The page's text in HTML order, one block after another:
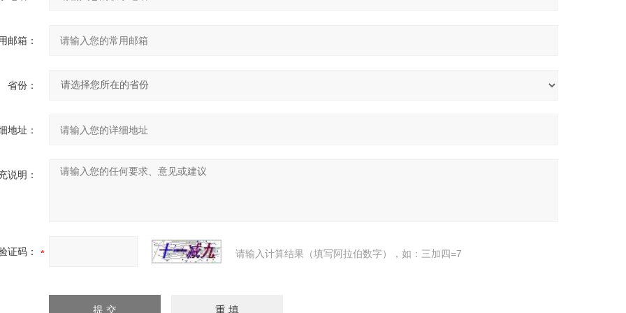
邮箱：
省份：
地址：
说明：
证码： 请输入计算结果（填写阿拉伯数字），如：三加四=7